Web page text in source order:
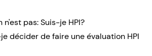
n'est pas: Suis-je HPI?
décider de faire une évaluation HPI